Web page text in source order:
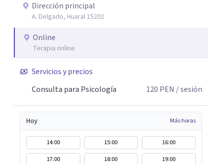
Dirección principal
A. Delgado, Huaral 15202
Online
Terapia online
Servicios y precios
Consulta para Psicología
120 PEN / sesión
Hoy Más horas
14:00 15:00
16:00
17:00
18:00 19:00